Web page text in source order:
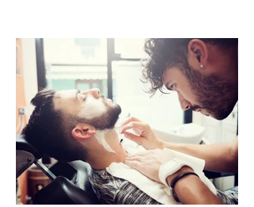
overheidsdiensten. Aan bod kwamen
onder meer de rol van de Vlaamse
overheid (minister Jo Brouns), de
situering van de problematiek in
Limburg door